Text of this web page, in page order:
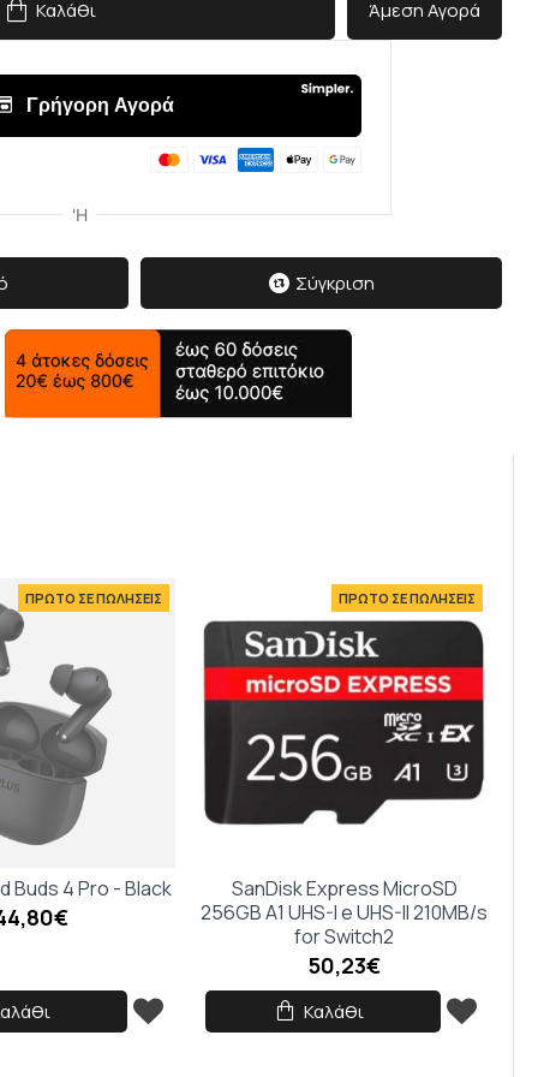
Καλάθι Άμεση Αγορά
Σύγκριση
ΠΡΩΤΟ ΣΕ ΠΩΛΗΣΕΙΣ
Buds 4 Pro - Black
ΠΡΩΤΟ ΣΕ ΠΩΛΗΣΕΙΣ
SanDisk Express MicroSD
256GB A1 UHS-I e UHS-II 210MB/s
for Switch2
50,23€
Καλάθι